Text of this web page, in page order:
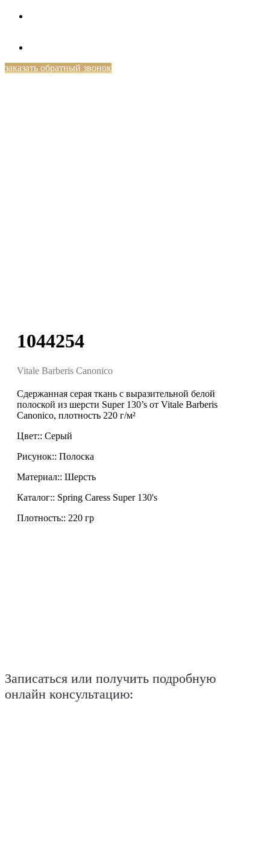
заказать обратный звонок
1044254
Vitale Barberis Canonico
Сдержанная серая ткань с выразительной белой
полоской из шерсти Super 130’s от Vitale Barberis
Canonico, плотность 220 г/м²
Цвет:: Серый
Рисунок:: Полоска
Материал:: Шерсть
Каталог:: Spring Caress Super 130's
Плотность:: 220 гр
Записаться или получить подробную
онлайн консультацию: